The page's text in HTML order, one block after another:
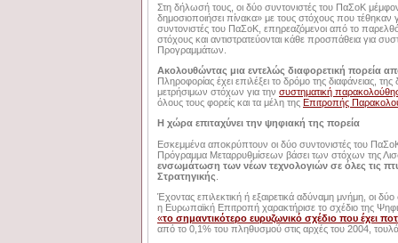
Στη δήλωσή τους, οι δύο συντονιστές του ΠαΣοΚ
δημοσιοποιήσει πίνακα» με τους στόχους που τέθηκαν
συντονιστές του ΠαΣοΚ, επηρεαζόμενοι από το
στόχους και αντιστρατεύονται κάθε προσπάθεια για
Προγραμμάτων.
Ακολουθώντας μια εντελώς διαφορετική πορεία
Πληροφορίας έχει επιλέξει το δρόμο της διαφάνειας,
μετρήσιμων στόχων για την συστηματική
όλους τους φορείς και τα μέλη της Επιτροπής
Η χώρα επιταχύνει την ψηφιακή της πορεία
Eσκεμμένα αποκρύπτουν οι δύο συντονιστές του
Πρόγραμμα Μεταρρυθμίσεων βάσει των στόχων της
ενσωμάτωση των νέων τεχνολογιών σε όλες τις
Στρατηγικής
Έχοντας επιλεκτική ή εξαιρετικά αδύναμη μνήμη, οι
η Ευρωπαϊκή Επιτροπή χαρακτήρισε το σχέδιο της
«το σημαντικότερο ευρυζωνικό σχέδιο που έχει
από το 0,1% του πληθυσμού στις αρχές του 2004,